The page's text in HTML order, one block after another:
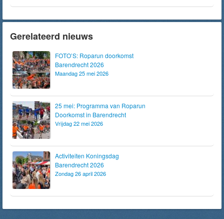
Gerelateerd nieuws
FOTO’S: Roparun doorkomst
Barendrecht 2026
Maandag 25 mei 2026
25 mei: Programma van Roparun
Doorkomst in Barendrecht
Vrijdag 22 mei 2026
Activiteiten Koningsdag
Barendrecht 2026
Zondag 26 april 2026